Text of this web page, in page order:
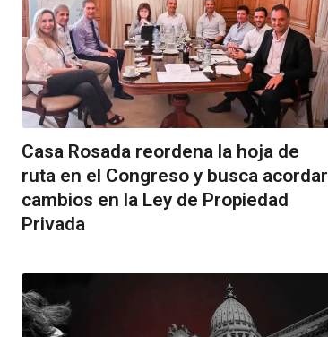
Casa Rosada reordena la hoja de
ruta en el Congreso y busca acordar
cambios en la Ley de Propiedad
Privada